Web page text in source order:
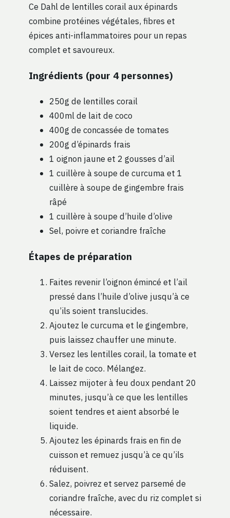
Ce Dahl de lentilles corail aux épinards
combine protéines végétales, fibres et
épices anti-inflammatoires pour un repas
complet et savoureux.
Ingrédients (pour 4 personnes)
250g de lentilles corail
400ml de lait de coco
400g de concassée de tomates
200g d’épinards frais
1 oignon jaune et 2 gousses d’ail
1 cuillère à soupe de curcuma et 1
cuillère à soupe de gingembre frais
râpé
1 cuillère à soupe d’huile d’olive
Sel, poivre et coriandre fraîche
Étapes de préparation
Faites revenir l’oignon émincé et l’ail
pressé dans l’huile d’olive jusqu’à ce
qu’ils soient translucides.
Ajoutez le curcuma et le gingembre,
puis laissez chauffer une minute.
Versez les lentilles corail, la tomate et
le lait de coco. Mélangez.
Laissez mijoter à feu doux pendant 20
minutes, jusqu’à ce que les lentilles
soient tendres et aient absorbé le
liquide.
Ajoutez les épinards frais en fin de
cuisson et remuez jusqu’à ce qu’ils
réduisent.
Salez, poivrez et servez parsemé de
coriandre fraîche, avec du riz complet si
nécessaire.